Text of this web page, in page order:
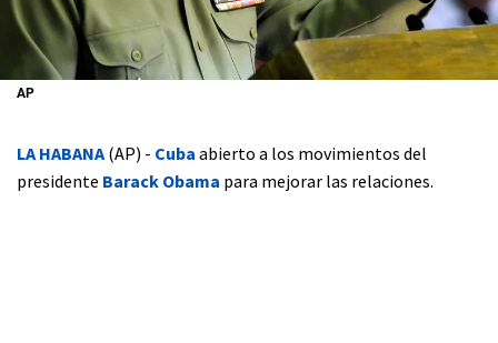
AP
LA HABANA (AP) - Cuba abierto a los movimientos del
presidente Barack Obama para mejorar las relaciones.